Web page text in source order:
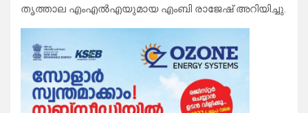
തൃത്താല എംഎൽഎയുമായ എംബി രാജേഷ് അറിയിച്ചു.